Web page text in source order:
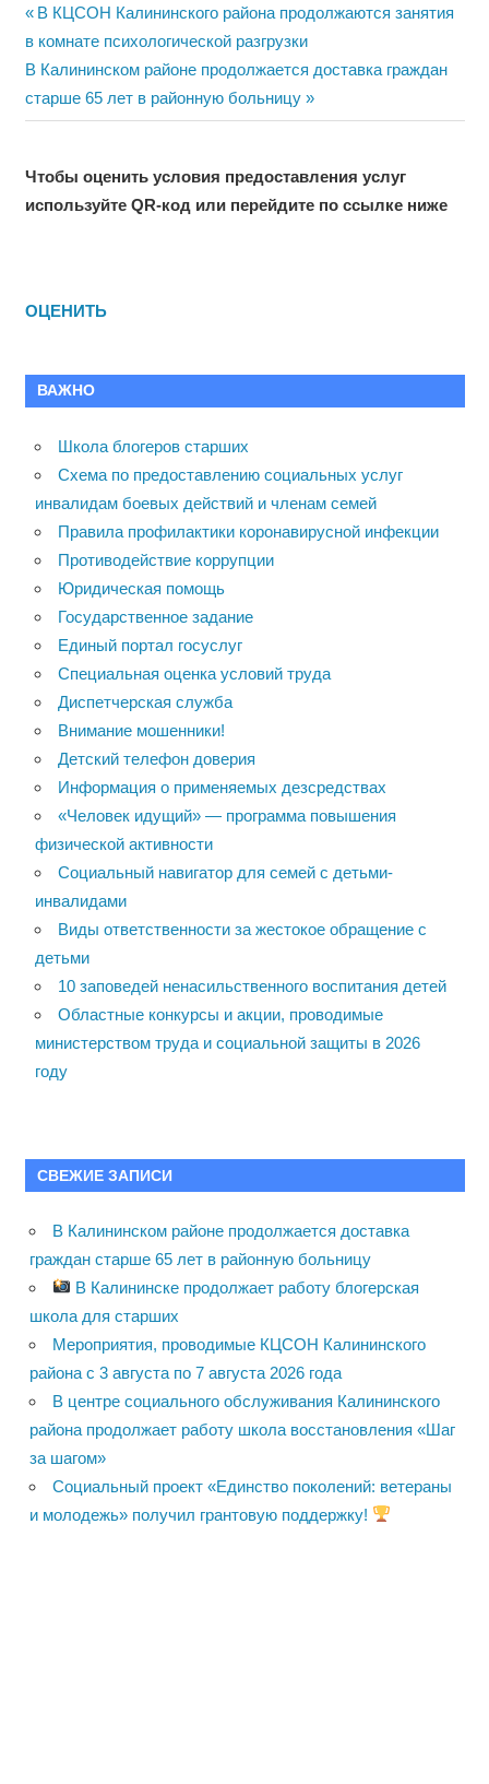
Навигация
по
записям
Previous
Post:
В КЦСОН Калининского района продолжаются занятия
в комнате психологической разгрузки
Next
Post:
В Калининском районе продолжается доставка граждан
старше 65 лет в районную больницу
Чтобы оценить условия предоставления услуг
используйте QR-код или перейдите по ссылке ниже
ОЦЕНИТЬ
ВАЖНО
Школа блогеров старших
Схема по предоставлению социальных услуг
инвалидам боевых действий и членам семей
Правила профилактики коронавирусной инфекции
Противодействие коррупции
Юридическая помощь
Государственное задание
Единый портал госуслуг
Специальная оценка условий труда
Диспетчерская служба
Внимание мошенники!
Детский телефон доверия
Информация о применяемых дезсредствах
«Человек идущий» — программа повышения
физической активности
Социальный навигатор для семей с детьми-
инвалидами
Виды ответственности за жестокое обращение с
детьми
10 заповедей ненасильственного воспитания детей
Областные конкурсы и акции, проводимые
министерством труда и социальной защиты в 2026
году
СВЕЖИЕ ЗАПИСИ
В Калининском районе продолжается доставка
граждан старше 65 лет в районную больницу
В Калининске продолжает работу блогерская
школа для старших
Мероприятия, проводимые КЦСОН Калининского
района с 3 августа по 7 августа 2026 года
В центре социального обслуживания Калининского
района продолжает работу школа восстановления «Шаг
за шагом»
Социальный проект «Единство поколений: ветераны
и молодежь» получил грантовую поддержку!